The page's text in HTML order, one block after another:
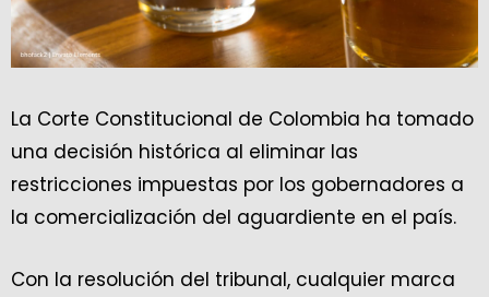
La Corte Constitucional de Colombia ha tomado
una decisión histórica al eliminar las
restricciones impuestas por los gobernadores a
la comercialización del aguardiente en el país.
Con la resolución del tribunal, cualquier marca